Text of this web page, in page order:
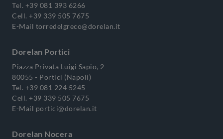
Tel. +39 081 393 6266
Cell. +39 339 505 7675
E-Mail torredelgreco@dorelan.it
Dorelan Portici
Piazza Privata Luigi Sapio, 2
80055 - Portici (Napoli)
Tel. +39 081 224 5245
Cell. +39 339 505 7675
E-Mail portici@dorelan.it
Dorelan Nocera